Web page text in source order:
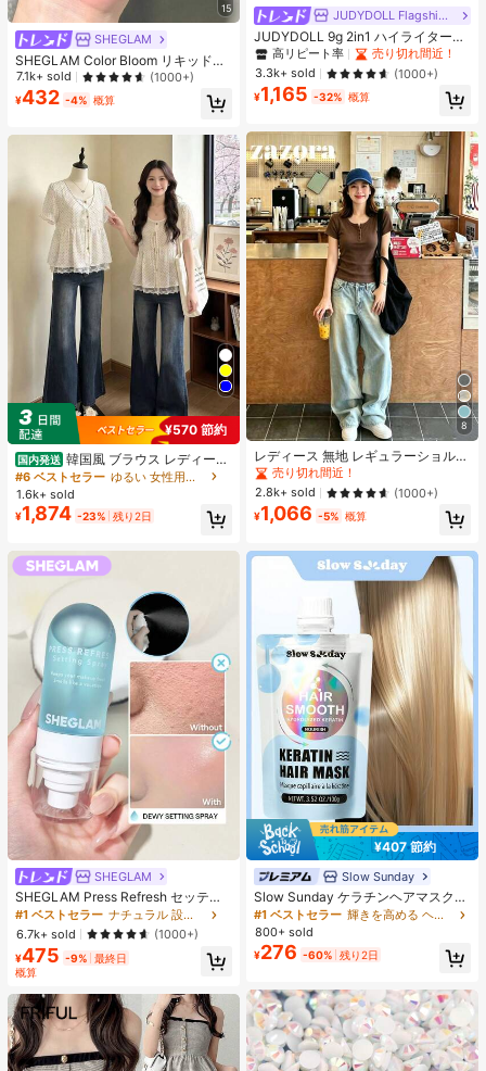
15
SHEGLAM
SHEGLAM Color Bloom リキッドチ
ークマット仕上げ-Love Cake チー
ク 女性と女の子のためのブランドビ
ューティーコスメメイクアップ
7.1k+ sold (1000+)
¥432 -4% 概算
¥570 節約
国内発送 韓国風 ブラウス レディース
夏 ドット柄 フェイクレイヤード 半
袖 パフスリーブ レース切替 リボン
デザイン 細見え フェミニン デート
お出かけ
#6 ベストセラー
ゆるい 女性用ブラウス
1.6k+ sold
¥1,874 -23% 残り2日
SHEGLAM
SHEGLAM Press Refresh セッティ
ングスプレー 女性と女の子のための
ブランドビューティーコスメメイク
アップ
#1 ベストセラー
ナチュラル 設定スプレー
6.7k+ sold
(1000+)
¥475 -9% 最終日
概算
JUDYDOLL Flagship Store
JUDYDOLL 9g 2in1 ハイライター&
コントアーパレット、マット&シマ
ーブラッシュパレット、初心者、自
分用、ギフトにも最適、パーティ
ー、デート、結婚式などのあらゆる
高リピート率
売り切れ間近！
3.3k+ sold
(1000+)
¥1,165 -32% 概算
8
レディース 無地 レギュラーショルダ
ー 半袖Tシャツ ラウンドネック スリ
ムフィット 美シルエット 伸縮性 軽
量 通気性 快適 夏用 万能 オールマッ
チ トップス
売り切れ間近！
2.8k+ sold
(1000+)
¥1,066 -5% 概算
¥407 節約
Slow Sunday
Slow Sunday ケラチンヘアマスク、
ケラチン、タンパク質豊富な成分、
強力な保湿、髪の補修と強化、すべ
ての髪質に対応、バケーション、ビ
ーチ、旅行の必需品、夏のヘアケア
#1 ベストセラー
輝きを高める ヘアトリートメント
800+ sold
¥276 -60% 残り2日